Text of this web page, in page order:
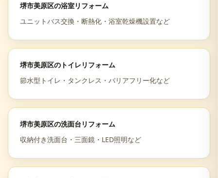
堺市美原区の浴室リフォーム
ユニットバス交換・断熱化・浴室乾燥機設置など
堺市美原区の トイレリフォーム
節水型トイレ・タンクレス・バリアフリー化など
堺市美原区の洗面台リフォーム
収納付き洗面台・三面鏡・LED照明など